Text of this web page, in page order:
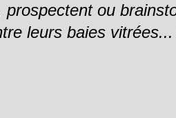
prospectent ou
leurs baies